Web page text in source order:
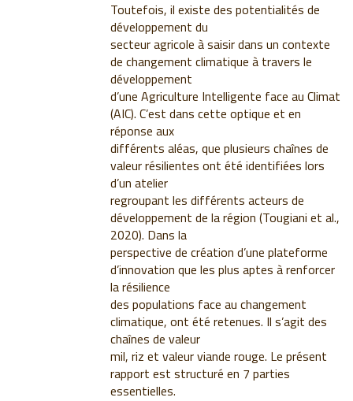
Toutefois, il existe des potentialités de
développement du
secteur agricole à saisir dans un contexte
de changement climatique à travers le
développement
d’une Agriculture Intelligente face au Climat
(AIC). C’est dans cette optique et en
réponse aux
différents aléas, que plusieurs chaînes de
valeur résilientes ont été identifiées lors
d’un atelier
regroupant les différents acteurs de
développement de la région (Tougiani et al.,
2020). Dans la
perspective de création d’une plateforme
d’innovation que les plus aptes à renforcer
la résilience
des populations face au changement
climatique, ont été retenues. Il s’agit des
chaînes de valeur
mil, riz et valeur viande rouge. Le présent
rapport est structuré en 7 parties
essentielles.